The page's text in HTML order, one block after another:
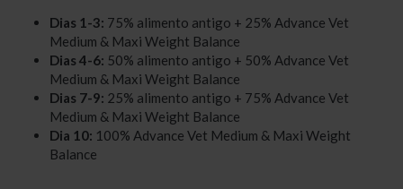
Dias 1-3: 75% alimento antigo + 25% Advance Vet
Medium & Maxi Weight Balance
Dias 4-6: 50% alimento antigo + 50% Advance Vet
Medium & Maxi Weight Balance
Dias 7-9: 25% alimento antigo + 75% Advance Vet
Medium & Maxi Weight Balance
Dia 10: 100% Advance Vet Medium & Maxi Weight
Balance